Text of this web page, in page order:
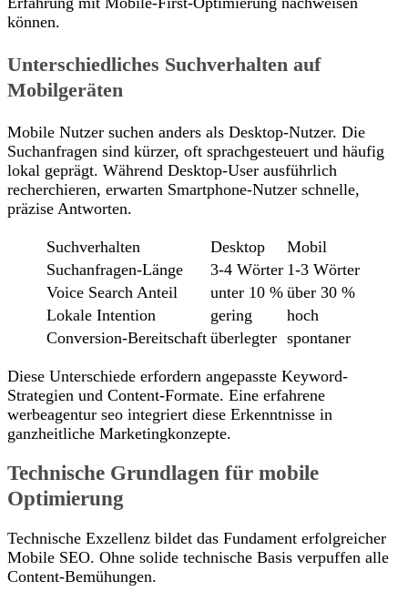
können.
Unterschiedliches Suchverhalten auf
Mobilgeräten
Mobile Nutzer suchen anders als Desktop-Nutzer. Die
Suchanfragen sind kürzer, oft sprachgesteuert und häufig
lokal geprägt. Während Desktop-User ausführlich
recherchieren, erwarten Smartphone-Nutzer schnelle,
präzise Antworten.
Suchverhalten Desktop
Mobil
Suchanfragen-Länge
3-4 Wörter 1-3 Wörter
Voice Search Anteil
unter 10 % über 30 %
Lokale Intention
gering
hoch
Conversion-Bereitschaft überlegter spontaner
Diese Unterschiede erfordern angepasste Keyword-
Strategien und Content-Formate. Eine erfahrene
werbeagentur seo integriert diese Erkenntnisse in
ganzheitliche Marketingkonzepte.
Technische Grundlagen für mobile
Optimierung
Technische Exzellenz bildet das Fundament erfolgreicher
Mobile SEO. Ohne solide technische Basis verpuffen alle
Content-Bemühungen.